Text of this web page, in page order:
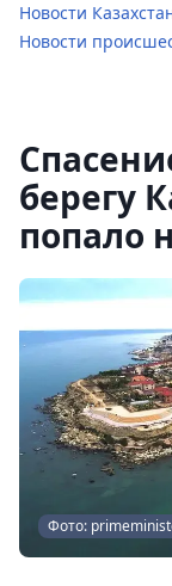
Новости
Новости
берегу
попало
Фото: